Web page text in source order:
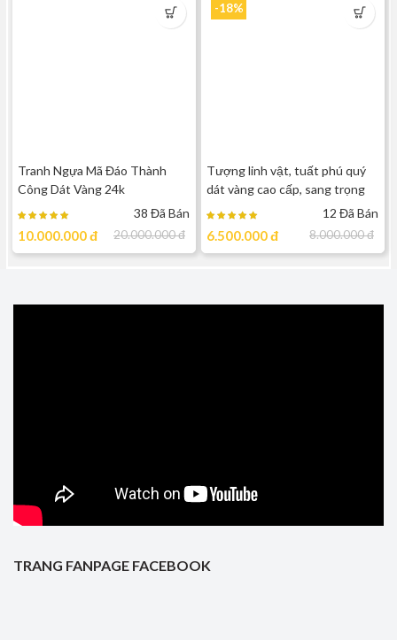
Tranh Ngựa Mã Đáo Thành
Công Dát Vàng 24k
38 Đã Bán
10.000.000đ 20.000.000đ
-18%
Tượng linh vật, tuất phú quý
dát vàng cao cấp, sang trọng
12 Đã Bán
6.500.000đ 8.000.000đ
TRANG FANPAGE FACEBOOK